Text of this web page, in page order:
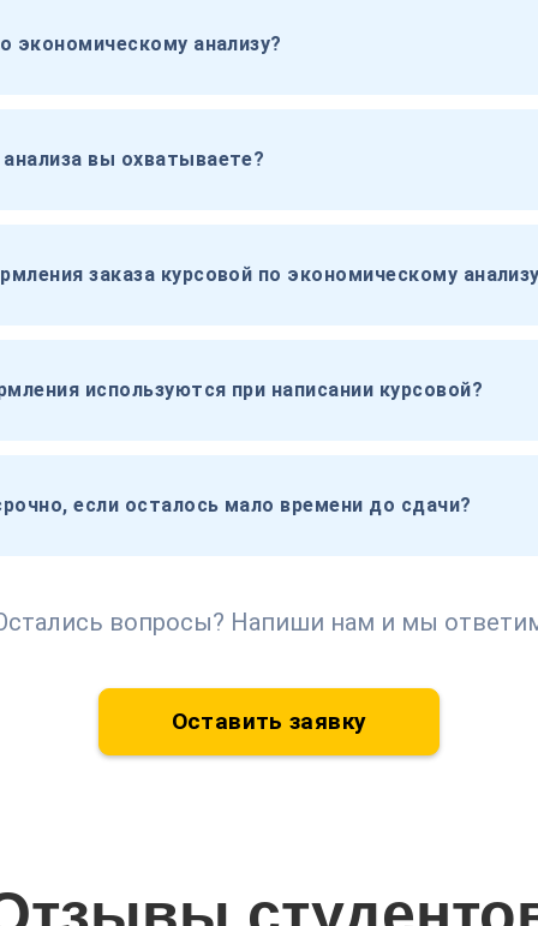
экономическому анализу?
вы охватываете?
заказа курсовой по экономическому
используются при написании курсовой?
если осталось мало времени до сдачи?
вопросы? Напиши нам и мы
Оставить заявку